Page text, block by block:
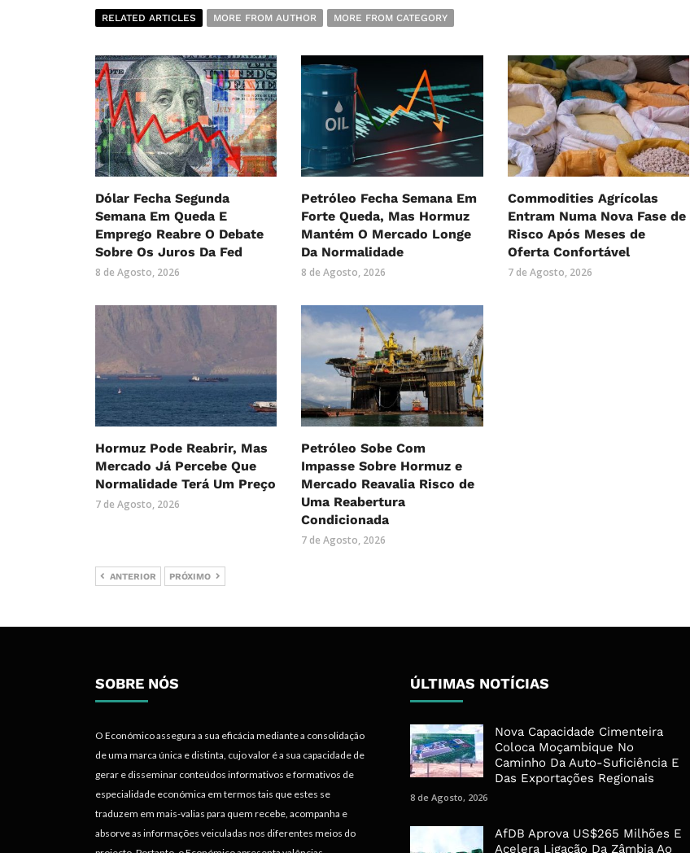
RELATED ARTICLES MORE FROM AUTHOR MORE FROM CATEGORY
Dólar Fecha Segunda
Semana Em Queda E
Emprego Reabre O Debate
Sobre Os Juros Da Fed
8 de Agosto, 2026
Petróleo Fecha Semana Em
Forte Queda, Mas Hormuz
Mantém O Mercado Longe
Da Normalidade
8 de Agosto, 2026
Commodities Agrícolas
Entram Numa Nova Fase de
Risco Após Meses de
Oferta Confortável
7 de Agosto, 2026
Hormuz Pode Reabrir, Mas
Mercado Já Percebe Que
Normalidade Terá Um Preço
7 de Agosto, 2026
Petróleo Sobe Com
Impasse Sobre Hormuz e
Mercado Reavalia Risco de
Uma Reabertura
Condicionada
7 de Agosto, 2026
ANTERIOR PRÓXIMO
SOBRE NÓS
O Económico assegura a sua eficácia mediante a consolidação
de uma marca única e distinta, cujo valor é a sua capacidade de
gerar e disseminar conteúdos informativos e formativos de
especialidade económica em termos tais que estes se
traduzem em mais-valias para quem recebe, acompanha e
absorve as informações veiculadas nos diferentes meios do
ÚLTIMAS NOTÍCIAS
Nova Capacidade Cimenteira
Coloca Moçambique No
Caminho Da Auto-Suficiência E
Das Exportações Regionais
8 de Agosto, 2026
AfDB Aprova US$265 Milhões E
Acelera Ligação Da Zâmbia Ao